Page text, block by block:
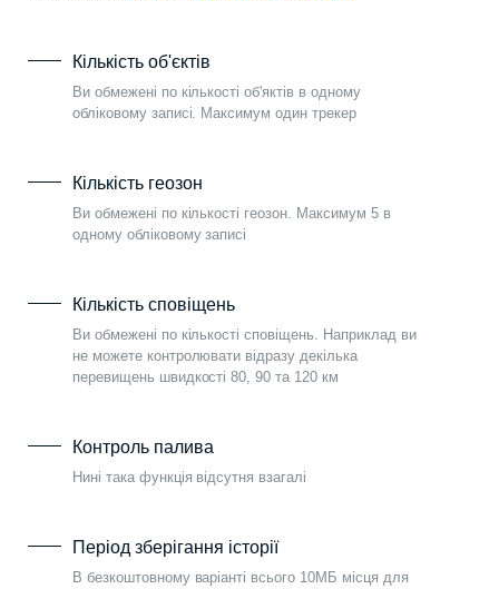
Кількість об'єктів
Ви обмежені по кількості об'яктів в одному
обліковому записі. Максимум один трекер
Кількість геозон
Ви обмежені по кількості геозон. Максимум 5 в
одному обліковому записі
Кількість сповіщень
Ви обмежені по кількості сповіщень. Наприклад ви
не можете контролювати відразу декілька
перевищень швидкості 80, 90 та 120 км
Контроль палива
Нині така функція відсутня взагалі
Період зберігання історії
В безкоштовному варіанті всього 10МБ місця для